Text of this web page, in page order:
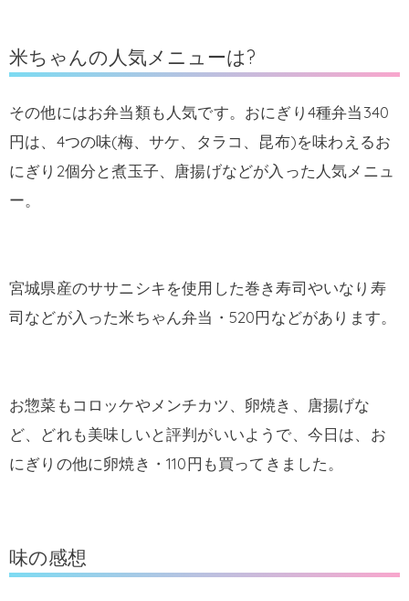
米ちゃんの人気メニューは?
その他にはお弁当類も人気です。おにぎり4種弁当340
円は、4つの味(梅、サケ、タラコ、昆布)を味わえるお
にぎり2個分と煮玉子、唐揚げなどが入った人気メニュ
ー。
宮城県産のササニシキを使用した巻き寿司やいなり寿
司などが入った米ちゃん弁当・520円などがあります。
お惣菜もコロッケやメンチカツ、卵焼き、唐揚げな
ど、どれも美味しいと評判がいいようで、今日は、お
にぎりの他に卵焼き・110円も買ってきました。
味の感想